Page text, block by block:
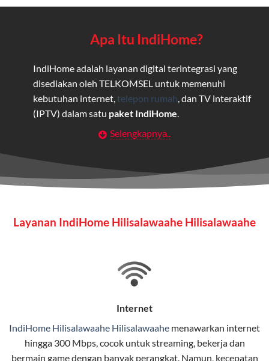
Apa Itu IndiHome?
IndiHome adalah layanan digital terintegrasi yang
disediakan oleh TELKOMSEL untuk memenuhi
kebutuhan internet, telepon rumah , dan TV interaktif
(IPTV) dalam satu paket IndiHome
Layanan Wifi Indihome ini dirancang untuk
maupun individu yang membutuhkan konektivitas dan
hiburan berkualitas tinggi.
pengguna rumah dan bisnis.
stabil, dan memiliki berbagai pilihan paket IndiHome
Selain internet, layanan IndiHome juga mencakup TV
Selengkapnya..
Layanan IndiHome Hilisalawaahe Hilisalawaahe
Internet
IndiHome Hilisalawaahe Hilisalawaahe menawarkan internet
hingga 300 Mbps, cocok untuk streaming, bekerja dan
bermain game dengan banyak perangkat. Namun, kecepatan